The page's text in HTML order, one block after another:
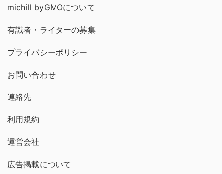
michill byGMOについて
有識者・ライターの募集
プライバシーポリシー
お問い合わせ
連絡先
利用規約
運営会社
広告掲載について